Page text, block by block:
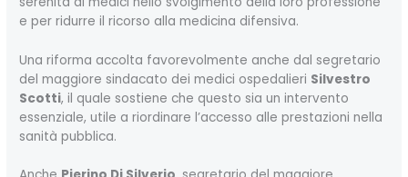
e per ridurre il ricorso alla medicina difensiva.
Una riforma accolta favorevolmente anche dal segretario
del maggiore sindacato dei medici ospedalieri Silvestro
Scotti, il quale sostiene che questo sia un intervento
essenziale, utile a riordinare l’accesso alle prestazioni nella
sanità pubblica.